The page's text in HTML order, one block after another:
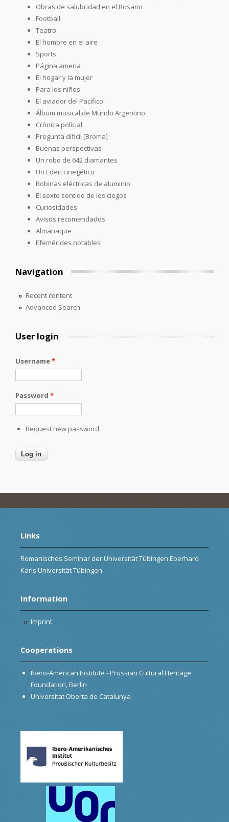
Obras de salubridad en el Rosario
Football
Teatro
El hombre en el aire
Sports
Página amena
El hogar y la mujer
Para los niños
El aviador del Pacífico
Álbum musical de Mundo Argentino
Crónica polícial
Pregunta dificil [Broma]
Buenas perspectivas
Un robo de 642 diamantes
Un Eden cinegético
Bobinas eléctricas de aluminio
El sexto sentido de los ciegos
Curiosidades
Avisos recomendados
Almanaque
Efemérides notables
Navigation
Recent content
Advanced Search
User login
Username*
Password *
Request new password
Links
Romanisches Seminar der Universität Tübingen Eberhard
Karls Universität Tübingen
Information
Imprint
Cooperations
Ibero-American Institute - Prussian Cultural Heritage
Foundation, Berlin
Universitat Oberta de Catalunya